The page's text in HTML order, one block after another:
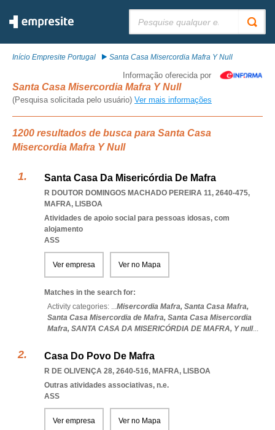
Início Empresite Portugal Santa Casa Misercordia Mafra Y Null
Informação oferecida por
Santa Casa Misercordia Mafra Y Null
(Pesquisa solicitada pelo usuário) Ver mais informações
1200 resultados de busca para Santa Casa
Misercordia Mafra Y Null
Santa Casa Da Misericórdia De Mafra
R DOUTOR DOMINGOS MACHADO PEREIRA 11, 2640-475,
MAFRA, LISBOA
Atividades de apoio social para pessoas idosas, com
alojamento
ASS
Ver empresa Ver no Mapa
Matches in the search for:
Activity categories: ...Misercordia Mafra, Santa Casa Mafra,
Santa Casa Misercordia de Mafra, Santa Casa Misercordia
Mafra, SANTA CASA DA MISERICÓRDIA DE MAFRA, Y null...
Casa Do Povo De Mafra
R DE OLIVENÇA 28, 2640-516, MAFRA, LISBOA
Outras atividades associativas, n.e.
ASS
Ver empresa Ver no Mapa